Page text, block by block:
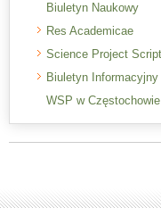
Biuletyn Naukowy
Res Academicae
Science Project
Biuletyn Informacyjny
WSP w Częstochowie